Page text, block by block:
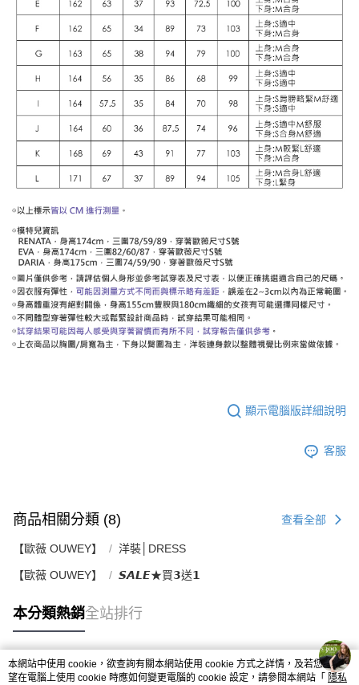
顯示電腦版詳細說明
客服
商品相關分類 (8) 查看全部
【歐薇 OUWEY】 洋裝│DRESS
【歐薇 OUWEY】 𝙎𝘼𝙇𝙀★買𝟯送𝟭
本分類熱銷全站排行
熱門標籤
本網站中使用 cookie，欲查詢有關本網站使用 cookie 方式之詳情，及若您不希
望在電腦上使用 cookie 時應如何變更電腦的 cookie 設定，請參閱本網站「 隱私